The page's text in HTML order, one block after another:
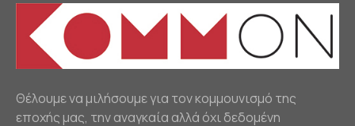
Θέλουμε να μιλήσουμε για τον κομμουνισμό της
εποχής μας, την αναγκαία αλλά όχι δεδομένη